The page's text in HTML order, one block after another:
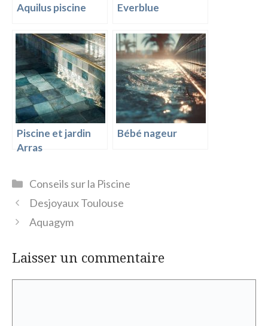
Aquilus piscine Everblue
Piscine et jardin
Arras
Bébé nageur
Catégories
Conseils sur la Piscine
Desjoyaux Toulouse
Aquagym
Laisser un commentaire